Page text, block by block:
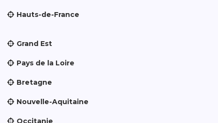
Hauts-de-France
Grand Est
Pays de la Loire
Bretagne
Nouvelle-Aquitaine
Occitanie